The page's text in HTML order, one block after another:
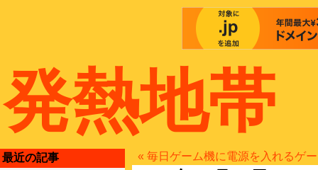
発熱地帯
最近の記事 « 毎日ゲーム機に電源を入れるゲ